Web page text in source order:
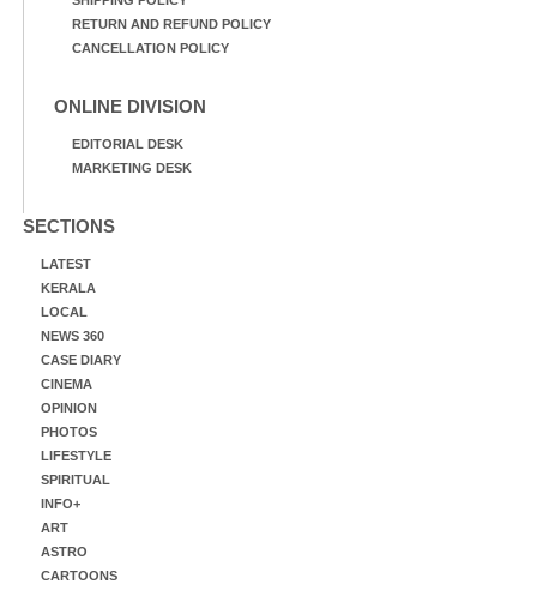
RETURN AND REFUND POLICY
CANCELLATION POLICY
ONLINE DIVISION
EDITORIAL DESK
MARKETING DESK
SECTIONS
LATEST
KERALA
LOCAL
NEWS 360
CASE DIARY
CINEMA
OPINION
PHOTOS
LIFESTYLE
SPIRITUAL
INFO+
ART
ASTRO
CARTOONS